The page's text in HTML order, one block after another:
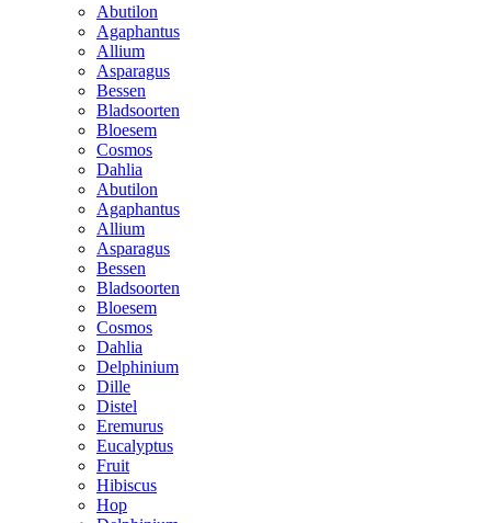
Abutilon
Agaphantus
Allium
Asparagus
Bessen
Bladsoorten
Bloesem
Cosmos
Dahlia
Abutilon
Agaphantus
Allium
Asparagus
Bessen
Bladsoorten
Bloesem
Cosmos
Dahlia
Delphinium
Dille
Distel
Eremurus
Eucalyptus
Fruit
Hibiscus
Hop